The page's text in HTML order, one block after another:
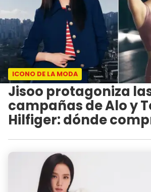
ICONO DE LA MODA
Jisoo protagoniza
campañas de Alo y
Hilfiger: dónde